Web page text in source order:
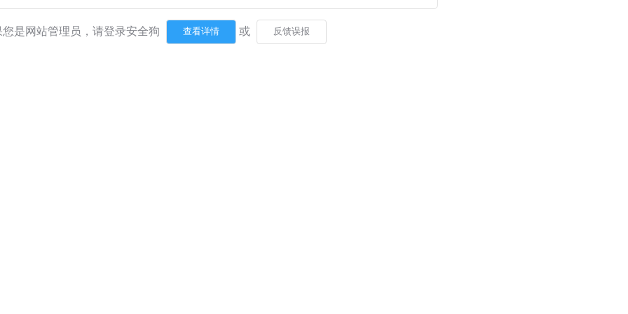
您是网站管理员，请登录安全狗 或